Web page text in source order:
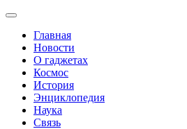
Главная
Новости
О гаджетах
Космос
История
Энциклопедия
Наука
Связь